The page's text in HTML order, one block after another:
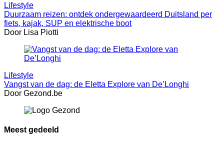
Lifestyle
Duurzaam reizen: ontdek ondergewaardeerd Duitsland per
fiets, kajak, SUP en elektrische boot
Door Lisa Piotti
Lifestyle
Vangst van de dag: de Eletta Explore van De’Longhi
Door Gezond.be
Meest gedeeld